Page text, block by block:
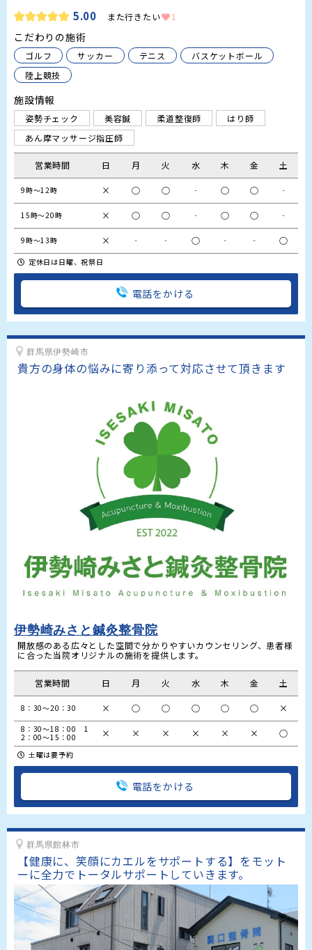
5.00 また行きたい 1
こだわりの施術
ゴルフ サッカー テニス
バスケットボール
陸上競技
施設情報
姿勢チェック 美容鍼 柔道整復師
はり師
あん摩マッサージ指圧師
営業時間 日 月 火 水 木 金 土
9時～12時 × ○ ○ ‐ ○ ○ ‐
15時～20時 × ○ ○ ‐ ○ ○ ‐
9時～13時 × ‐ ‐ ○ ‐ ‐ ○
定休日は日曜、祝祭日
電話をかける
群馬県伊勢崎市
伊勢崎みさと鍼灸整骨院
開放感のある広々とした空間で分かりやすいカウンセリング、患者様
営業時間 日 月 火 水 木 金 土
8：30～20：30 × ○ ○ ○ ○ ○ ×
8：30～18：00　1
2：00～15：00
× × × × × × ○
土曜は要予約
電話をかける
群馬県館林市
【健康に、笑顔にカエルをサポートする】をモット